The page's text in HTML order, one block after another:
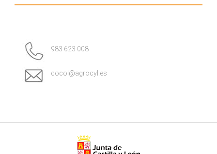
983 623 008
cocol@agrocyl.es